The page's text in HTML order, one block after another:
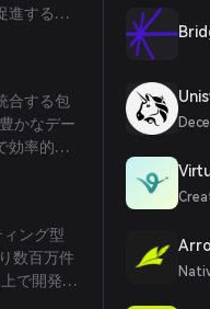
進するた
合する包
かなデー
効率的な
ング型
数百万件
で開発を